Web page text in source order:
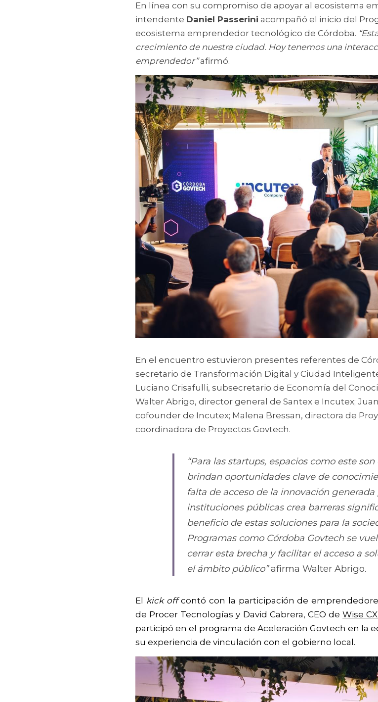
En línea con su compromiso de apoyar al ecosistema
intendente Daniel Passerini acompañó el inicio del
ecosistema emprendedor tecnológico de Córdoba.
crecimiento de nuestra ciudad. Hoy tenemos una
emprendedor” afirmó.
En el encuentro estuvieron presentes referentes de
secretario de Transformación Digital y Ciudad
Luciano Crisafulli, subsecretario de Economía del
Walter Abrigo, director general de Santex e Incutex;
cofounder de Incutex; Malena Bressan, directora de
coordinadora de Proyectos Govtech.
“Para las startups, espacios como este
brindan oportunidades clave de
falta de acceso de la innovación
instituciones públicas crea barreras
beneficio de estas soluciones para la
Programas como Córdoba Govtech se
cerrar esta brecha y facilitar el acceso a
el ámbito público” afirma Walter Abrigo.
El kick off contó con la participación de
de Procer Tecnologías y David Cabrera, CEO de Wise
participó en el programa de Aceleración Govtech en la
su experiencia de vinculación con el gobierno local.